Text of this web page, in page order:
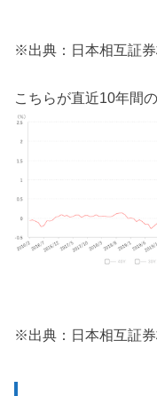
※出典：日本相互証
こちらが直近10年間
※出典：日本相互証